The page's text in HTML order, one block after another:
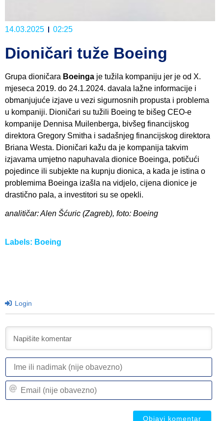
14.03.2025 02:25
Dioničari tuže Boeing
Grupa dioničara Boeinga je tužila kompaniju jer je od X.
mjeseca 2019. do 24.1.2024. davala lažne informacije i
obmanjujuće izjave u vezi sigurnosnih propusta i problema
u kompaniji. Dioničari su tužili Boeing te bišeg CEO-e
kompanije Dennisa Muilenberga, bivšeg financijskog
direktora Gregory Smitha i sadašnjeg financijskog direktora
Briana Westa. Dioničari kažu da je kompanija takvim
izjavama umjetno napuhavala dionice Boeinga, potičući
pojedince ili subjekte na kupnju dionica, a kada je istina o
problemima Boeinga izašla na vidjelo, cijena dionice je
drastično pala, a investitori su se opekli.
analitičar: Alen Šćuric (Zagreb), foto: Boeing
Labels: Boeing
Login